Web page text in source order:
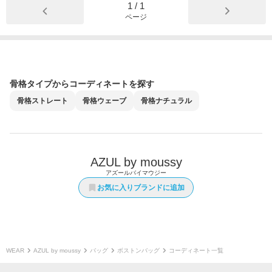
1 / 1
ページ
骨格タイプからコーディネートを探す
骨格ストレート 骨格ウェーブ 骨格ナチュラル
AZUL by moussy
アズールバイマウジー
お気に入りブランドに追加
WEAR AZUL by moussy バッグ ボストンバッグ コーディネート一覧